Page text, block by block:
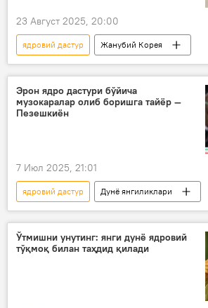
23 Август 2025, 20:00
ядровий дастур
Жанубий Корея
Япония
саммит
КХДР
ядросиз дунё
Корея
Эрон ядро дастури бўйича
музокаралар олиб боришга тайёр —
Пезешкиён
7 Июл 2025, 21:01
ядровий дастур
Дунё янгиликлари
Дунёда
Эрон
МАГАТЭ
ядросиз дунё
Ўтмишни унутинг: янги дунё ядровий
тўқмоқ билан таҳдид қилади